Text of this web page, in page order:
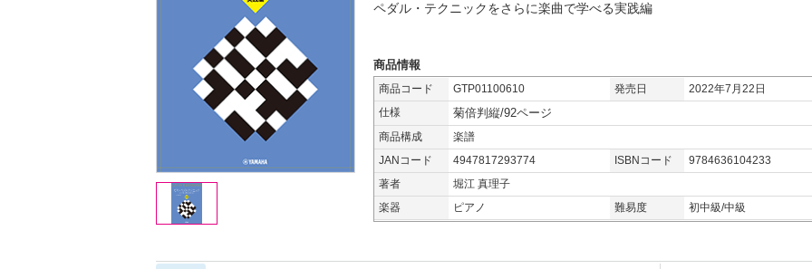
ペダル・テクニックをさらに楽曲で学べる実践編
商品情報
商品コード GTP01100610 発売日
2022年7月22日
仕様
菊倍判縦/92ページ
商品構成
楽譜
JANコード
4947817293774 ISBNコード
9784636104233
著者
堀江 真理子
楽器
ピアノ 難易度 初中級/中級